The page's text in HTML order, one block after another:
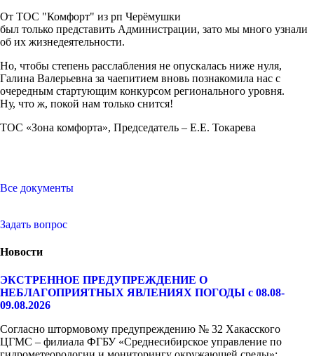
От ТОС "Комфорт" из рп Черёмушки
был только представить Администрации, зато мы много узнали
об их жизнедеятельности.
Но, чтобы степень расслабления не опускалась ниже нуля,
Галина Валерьевна за чаепитием вновь познакомила нас с
очередным стартующим конкурсом регионального уровня.
Ну, что ж, покой нам только снится!
ТОС «Зона комфорта», Председатель – Е.Е. Токарева
Все документы
Задать вопрос
Новости
ЭКСТРЕННОЕ ПРЕДУПРЕЖДЕНИЕ О
НЕБЛАГОПРИЯТНЫХ ЯВЛЕНИЯХ ПОГОДЫ с 08.08-
09.08.2026
Согласно штормовому предупреждению № 32 Хакасского
ЦГМС – филиала ФГБУ «Среднесибирское управление по